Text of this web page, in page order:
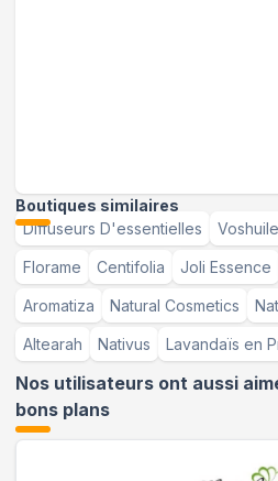
Boutiques similaires
Diffuseurs D'essentielles
Florame Centifolia Joli Essence
Aromatiza Natural Cosmetics
Altearah Nativus Lavandaïs en
Nos utilisateurs ont aussi
bons plans